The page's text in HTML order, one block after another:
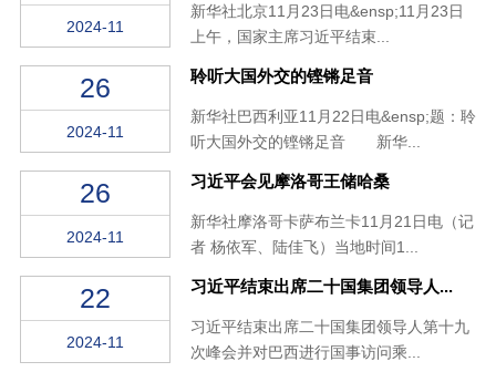
2024-11
新华社北京11月23日电&ensp;11月23日
上午，国家主席习近平结束...
26
2024-11
聆听大国外交的铿锵足音
新华社巴西利亚11月22日电&ensp;题：聆
听大国外交的铿锵足音 新华...
26
2024-11
习近平会见摩洛哥王储哈桑
新华社摩洛哥卡萨布兰卡11月21日电（记
者 杨依军、陆佳飞）当地时间1...
22
2024-11
习近平结束出席二十国集团领导人...
习近平结束出席二十国集团领导人第十九
次峰会并对巴西进行国事访问乘...